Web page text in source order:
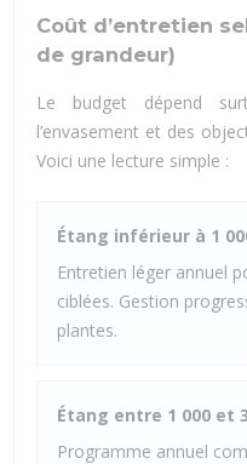
Coût d’entretien
de grandeur)
Le budget dépend
l’envasement et des
Voici une lecture simple :
Étang inférieur à 1
Entretien léger annuel
ciblées. Gestion
plantes.
Étang entre 1 000 et
Programme annuel